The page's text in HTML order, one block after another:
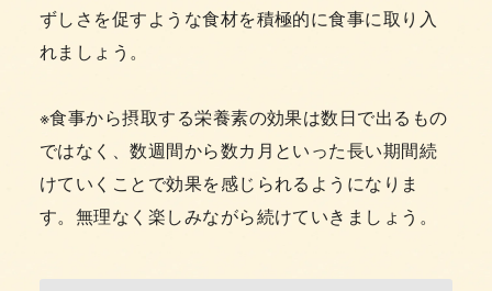
ずしさを促すような食材を積極的に食事に取り入
れましょう。
※食事から摂取する栄養素の効果は数日で出るもの
ではなく、数週間から数カ月といった長い期間続
けていくことで効果を感じられるようになりま
す。無理なく楽しみながら続けていきましょう。